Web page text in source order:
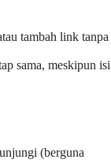
tambah link tanpa
sama, meskipun isi
(berguna